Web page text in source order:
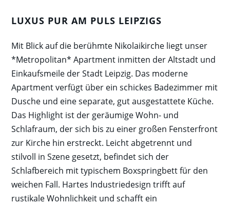
LUXUS PUR AM PULS LEIPZIGS
Mit Blick auf die berühmte Nikolaikirche liegt unser
*Metropolitan* Apartment inmitten der Altstadt und
Einkaufsmeile der Stadt Leipzig. Das moderne
Apartment verfügt über ein schickes Badezimmer mit
Dusche und eine separate, gut ausgestattete Küche.
Das Highlight ist der geräumige Wohn- und
Schlafraum, der sich bis zu einer großen Fensterfront
zur Kirche hin erstreckt. Leicht abgetrennt und
stilvoll in Szene gesetzt, befindet sich der
Schlafbereich mit typischem Boxspringbett für den
weichen Fall. Hartes Industriedesign trifft auf
rustikale Wohnlichkeit und schafft ein